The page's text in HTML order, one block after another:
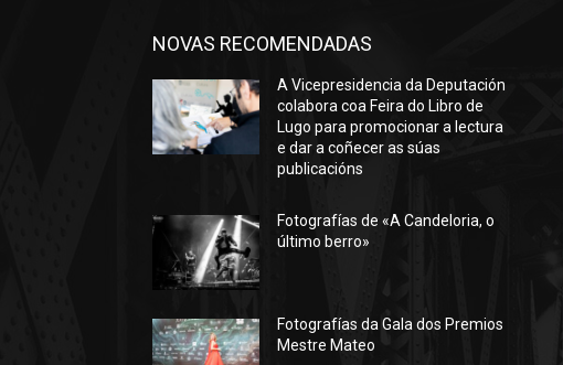
NOVAS RECOMENDADAS
A Vicepresidencia da Deputación
colabora coa Feira do Libro de
Lugo para promocionar a lectura
e dar a coñecer as súas
publicacións
Fotografías de «A Candeloria, o
último berro»
Fotografías da Gala dos Premios
Mestre Mateo